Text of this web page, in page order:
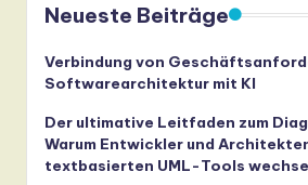
Neueste Beiträge
Verbindung von
Softwarearchitektur mit KI
Der ultimative Leitfaden zum
Warum Entwickler und
textbasierten UML-Tools